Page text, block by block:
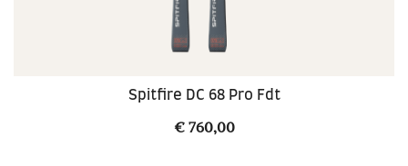
Spitfire DC 68 Pro Fdt
€760,00